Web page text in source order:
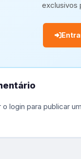
exclusivos
o login para publicar